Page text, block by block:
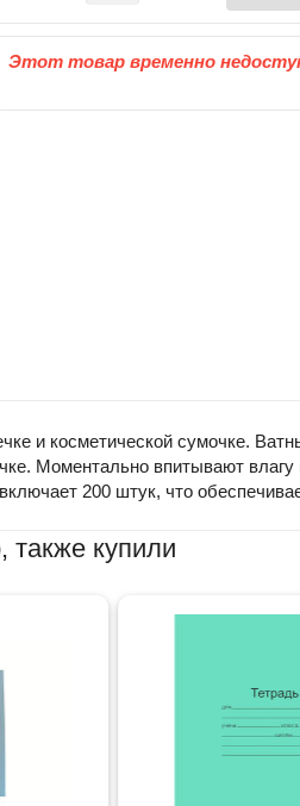
Этот товар временно
и косметической сумочке.
Моментально впитывают
200 штук, что
также купили